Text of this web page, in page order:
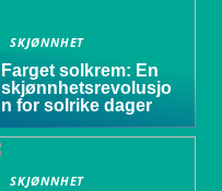
SKJØNNHET
Farget solkrem: En
skjønnhetsrevolusjo
n for solrike dager
SKJØNNHET